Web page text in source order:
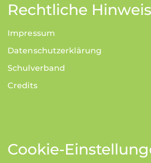
Rechtliche
Impressum
Datenschutzerklärung
Schulverband
Credits
Cookie-